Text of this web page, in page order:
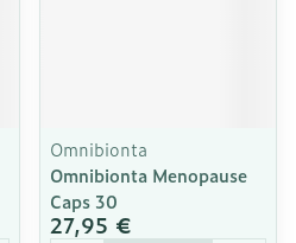
Omnibionta
Omnibionta Menopause
Caps 30
27,95 €